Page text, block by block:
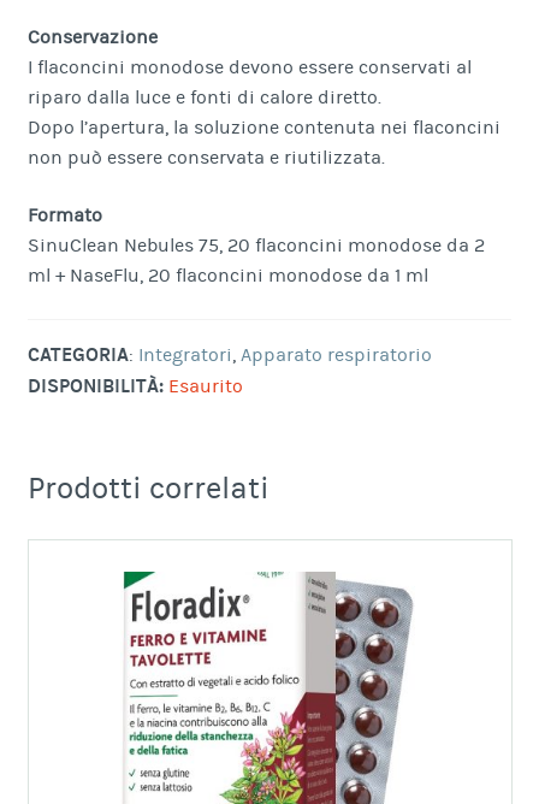
Conservazione
I flaconcini monodose devono essere conservati al
riparo dalla luce e fonti di calore diretto.
Dopo l’apertura, la soluzione contenuta nei flaconcini
non può essere conservata e riutilizzata.
Formato
SinuClean Nebules 75, 20 flaconcini monodose da 2
ml + NaseFlu, 20 flaconcini monodose da 1 ml
CATEGORIA: Integratori Apparato respiratorio
DISPONIBILITÀ: Esaurito
Prodotti correlati